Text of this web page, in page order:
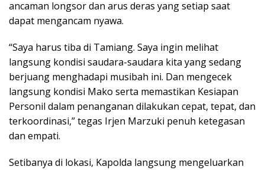
ancaman longsor dan arus deras yang setiap saat
dapat mengancam nyawa.
“Saya harus tiba di Tamiang. Saya ingin melihat
langsung kondisi saudara-saudara kita yang sedang
berjuang menghadapi musibah ini. Dan mengecek
langsung kondisi Mako serta memastikan Kesiapan
Personil dalam penanganan dilakukan cepat, tepat, dan
terkoordinasi,” tegas Irjen Marzuki penuh ketegasan
dan empati.
Setibanya di lokasi, Kapolda langsung mengeluarkan